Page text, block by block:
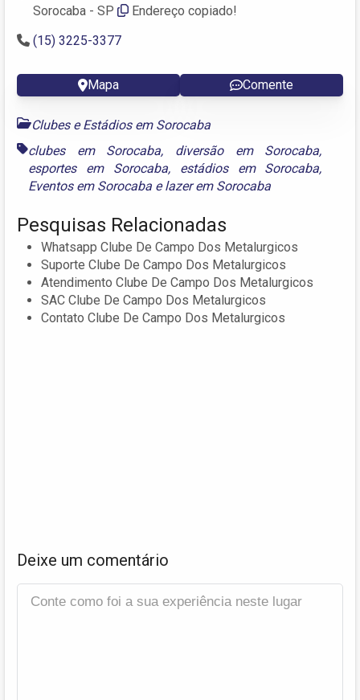
Sorocaba - SP
Endereço copiado!
(15) 3225-3377
Mapa Comente
Clubes e Estádios em Sorocaba
clubes em Sorocaba, diversão em Sorocaba,
esportes em Sorocaba, estádios em Sorocaba,
Eventos em Sorocaba elazer em Sorocaba
Pesquisas Relacionadas
Whatsapp Clube De Campo Dos Metalurgicos
Suporte Clube De Campo Dos Metalurgicos
Atendimento Clube De Campo Dos Metalurgicos
SAC Clube De Campo Dos Metalurgicos
Contato Clube De Campo Dos Metalurgicos
Deixe um comentário